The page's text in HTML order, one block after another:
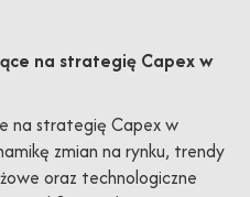
na strategię Capex w
na strategię Capex w
zmian na rynku, trendy
oraz technologiczne